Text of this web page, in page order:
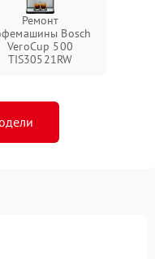
Ремонт
Bosch
VeroCup 500
TIS30521RW